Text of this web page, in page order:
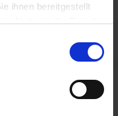
ihnen bereitgestellt
– Eine